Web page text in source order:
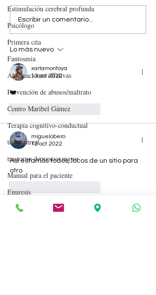
Estimulación cerebral profunda
Psicólogo
Primera cita
Fantosmia
Alucinaciones olfativas
Prevención de abusos/maltrato
Centro Maribel Gámez
Terapia cognitivo-conductual
tccmontreal
trastorno depresivo mayor
Manual para el paciente
Enuresis
Ejercicio físico
CUANDO LAS
VACACIONES NO SON
TAN IDÍLICAS
Escribir un comentario...
Lo más nuevo
xarlamontoya
13 oct 2022
❤️
Me gusta Reaccionar
miguelobero
12 oct 2022
Así estamos todos, locos de un sitio para
otro
bar_tender